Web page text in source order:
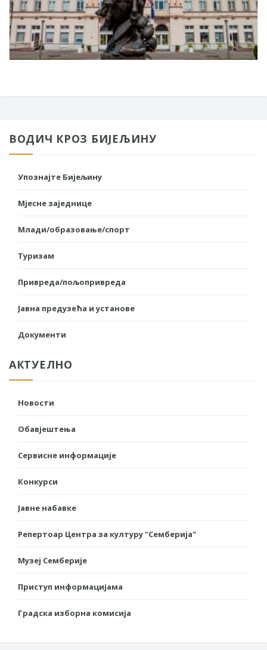
ВОДИЧ КРОЗ БИЈЕЉИНУ
Упознајте Бијељину
Мјесне заједнице
Млади/образовање/спорт
Туризам
Привреда/пољопривреда
Јавна предузећа и установе
Документи
АКТУЕЛНО
Новости
Обавјештења
Сервисне информације
Конкурси
Јавне набавке
Репертоар Центра за културу "Семберија"
Музеј Семберије
Приступ информацијама
Градска изборна комисија